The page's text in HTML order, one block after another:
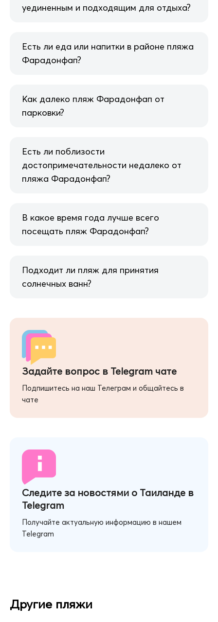
уединенным и подходящим для отдыха?
Есть ли еда или напитки в районе пляжа
Фарадонфап?
Как далеко пляж Фарадонфап от
парковки?
Есть ли поблизости
достопримечательности недалеко от
пляжа Фарадонфап?
В какое время года лучше всего
посещать пляж Фарадонфап?
Подходит ли пляж для принятия
солнечных ванн?
Задайте вопрос в Telegram чате
Подпишитесь на наш Телеграм и общайтесь в
чате
Следите за новостями о Таиланде в
Telegram
Получайте актуальную информацию в нашем
Telegram
Другие пляжи